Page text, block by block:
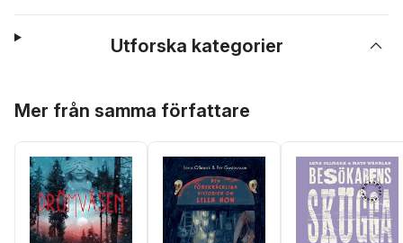
Utforska kategorier
Mer från samma författare